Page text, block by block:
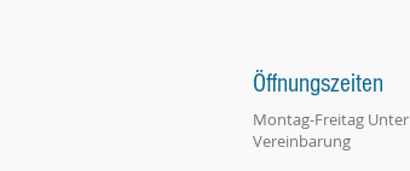
Öffnungszeiten
Montag-Freitag
Vereinbarung